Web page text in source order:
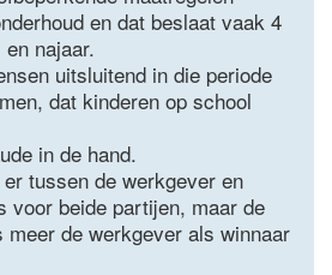
en dat beslaat vaak 4
najaar.
uitsluitend in die periode
dat kinderen op school
in de hand.
tussen de werkgever en
voor beide partijen, maar de
de werkgever als winnaar